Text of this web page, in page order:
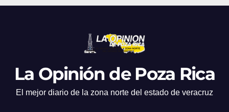
La Opinión de Poza Rica
El mejor diario de la zona norte del estado de veracruz